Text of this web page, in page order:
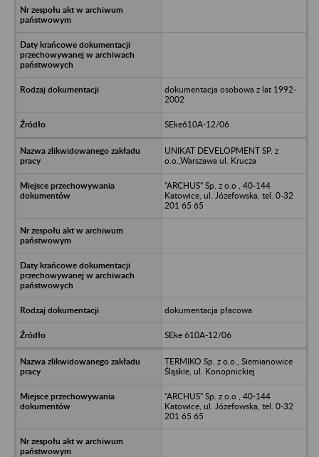
dokumentacja osobowa z lat 1992-
2002
SEke610A-12/06
UNIKAT DEVELOPMENT SP. z
o.o.,Warszawa ul. Krucza
"ARCHUS" Sp. z o.o , 40-144
Katowice, ul. Józefowska, tel. 0-32
201 65 65
dokumentacja płacowa
SEke 610A-12/06
TERMIKO Sp. z o.o., Siemianowice
Śląskie, ul. Konopnickiej
"ARCHUS" Sp. z o.o , 40-144
Katowice, ul. Józefowska, tel. 0-32
201 65 65